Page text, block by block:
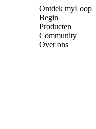
Ontdek myLoop
Begin
Producten
Community
Over ons